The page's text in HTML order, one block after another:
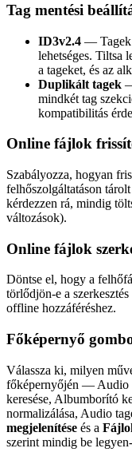
Tag mentési
ID3v2.4 — Tagek
lehetséges. Tiltsa
a tageket, és az
Duplikált tagek
mindkét tag
kompatibilitás
Online fájlok
Szabályozza, hogyan
felhőszolgáltatáson
kérdezzen rá, mindig
változások).
Online fájlok
Döntse el, hogy a
törlődjön-e a
offline hozzáféréshez.
Főképernyő
Válassza ki, milyen
főképernyőjén — Audio
keresése, Albumborító
normalizálása, Audio
megjelenítése és a
szerint mindig be